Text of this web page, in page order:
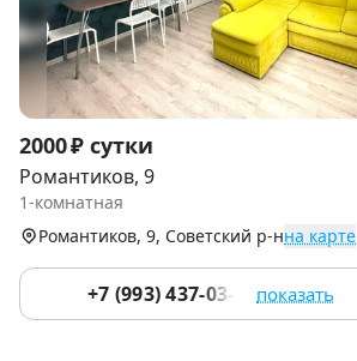
Item
1
of
9
2000 ₽ сутки
Романтиков, 9
1-комнатная
Романтиков, 9, Советский р-нна карте
+7 (993) 437-03-73 показать